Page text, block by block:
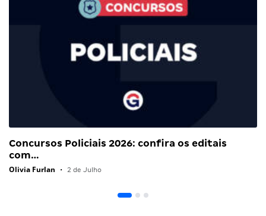
Concursos Policiais 2026: confira os editais
com…
Olivia Furlan • 2 de Julho